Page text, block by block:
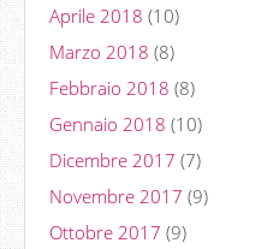
Aprile 2018 (10)
Marzo 2018 (8)
Febbraio 2018 (8)
Gennaio 2018 (10)
Dicembre 2017 (7)
Novembre 2017 (9)
Ottobre 2017 (9)